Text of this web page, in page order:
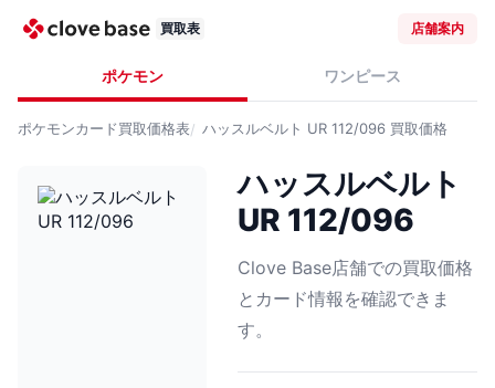
買取表 店舗案内
ポケモン ワンピース
ポケモンカード買取価格表 ハッスルベルト UR 112/096 買取価格
ハッスルベルト
UR 112/096
Clove Base店舗での買取価格
とカード情報を確認できま
す。